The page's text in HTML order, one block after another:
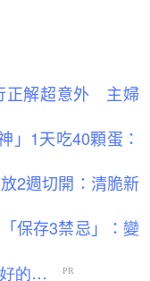
正解超意外 主婦
」1天吃40顆蛋：
2週切開：清脆新
保存3禁忌」：變